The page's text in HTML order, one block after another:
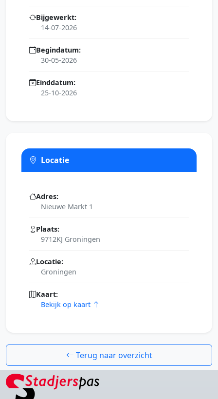
Bijgewerkt:
14-07-2026
Begindatum:
30-05-2026
Einddatum:
25-10-2026
Locatie
Adres:
Nieuwe Markt 1
Plaats:
9712KJ Groningen
Locatie:
Groningen
Kaart:
Bekijk op kaart
Terug naar overzicht